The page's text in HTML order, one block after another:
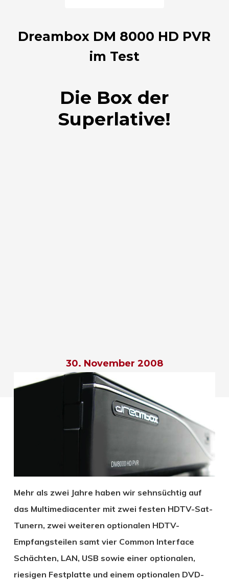
Dreambox DM 8000 HD PVR
im Test
Die Box der
Superlative!
30. November 2008
Mehr als zwei Jahre haben wir sehnsüchtig auf
das Multimediacenter mit zwei festen HDTV-Sat-
Tunern, zwei weiteren optionalen HDTV-
Empfangsteilen samt vier Common Interface
Schächten, LAN, USB sowie einer optionalen,
riesigen Festplatte und einem optionalen DVD-